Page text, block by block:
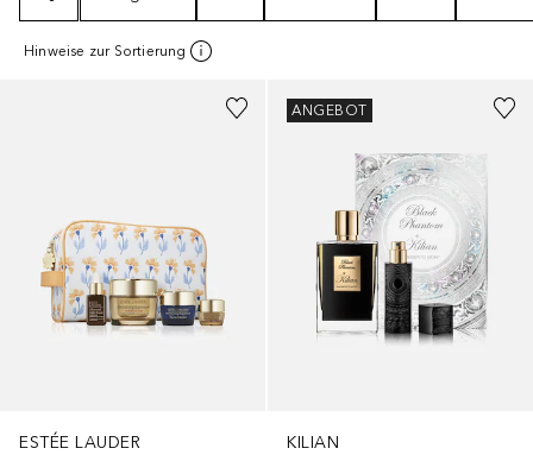
Hinweise zur Sortierung
ESTÉE LAUDER
Gesponsert
KILIAN
ANGEBOT